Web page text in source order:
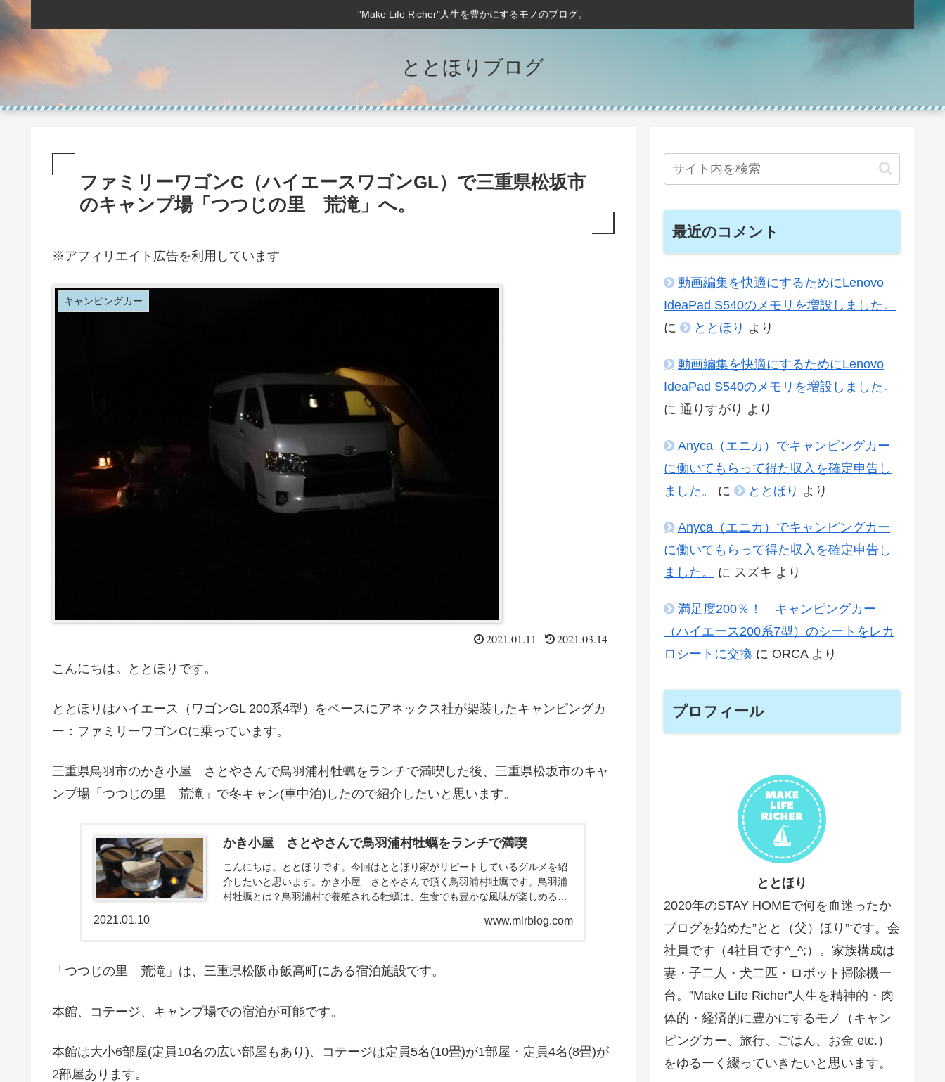
"Make Life Richer"人生を豊かにするモノのブログ。
ととほりブログ
ファミリーワゴンC（ハイエースワゴンGL）で三重県松坂市
のキャンプ場「つつじの里 荒滝」へ。
※アフィリエイト広告を利用しています
キャンピングカー
2021.01.11 2021.03.14
こんにちは。ととほりです。
ととほりはハイエース（ワゴンGL 200系4型）をベースにアネックス社が架装したキャンピングカ
ー：ファミリーワゴンCに乗っています。
三重県鳥羽市のかき小屋 さとやさんで鳥羽浦村牡蠣をランチで満喫した後、三重県松坂市のキャ
ンプ場「つつじの里 荒滝」で冬キャン(車中泊)したので紹介したいと思います。
かき小屋 さとやさんで鳥羽浦村牡蠣をランチで満喫
こんにちは。ととほりです。今回はととほり家がリピートしているグルメを紹
介したいと思います。かき小屋 さとやさんで頂く鳥羽浦村牡蠣です。鳥羽浦
村牡蠣とは？鳥羽浦村で養殖される牡蠣は、生食でも豊かな風味が楽しめる
www.mlrblog.com
2021.01.10
「つつじの里 荒滝」は、三重県松阪市飯高町にある宿泊施設です。
本館、コテージ、キャンプ場での宿泊が可能です。
本館は大小6部屋(定員10名の広い部屋もあり)、コテージは定員5名(10畳)が1部屋・定員4名(8畳)が
2部屋あります。
最近のコメント
動画編集を快適にするためにLenovo
IdeaPad S540のメモリを増設しました。
に
ととほり より
動画編集を快適にするためにLenovo
IdeaPad S540のメモリを増設しました。
に 通りすがり より
Anyca（エニカ）でキャンピングカー
に働いてもらって得た収入を確定申告し
ました。
に ととほり より
Anyca（エニカ）でキャンピングカー
に働いてもらって得た収入を確定申告し
ました。
に スズキ より
満足度200％！ キャンピングカー
（ハイエース200系7型）のシートをレカ
ロシートに交換 に ORCAより
プロフィール
ととほり
2020年のSTAY HOMEで何を血迷ったか
ブログを始めた”とと（父）ほり”です。会
社員です（4社目です^_^;）。家族構成は
妻・子二人・犬二匹・ロボット掃除機一
台。”Make Life Richer”人生を精神的・肉
体的・経済的に豊かにするモノ（キャン
ピングカー、旅行、ごはん、お金 etc.）
をゆるーく綴っていきたいと思います。